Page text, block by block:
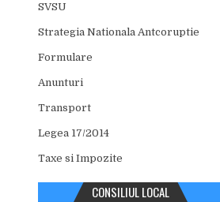
SVSU
Strategia Nationala Antcoruptie
Formulare
Anunturi
Transport
Legea 17/2014
Taxe si Impozite
CONSILIUL LOCAL